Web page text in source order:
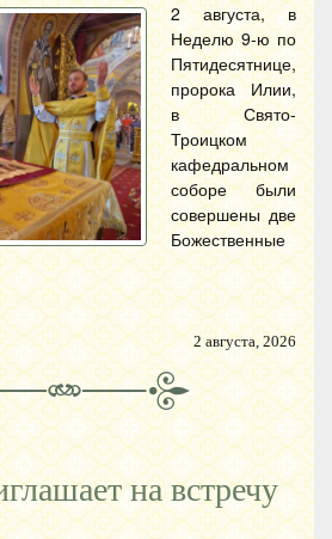
2 августа, в
Неделю 9-ю по
Пятидесятнице,
пророка Илии,
в Свято-
Троицком
кафедральном
соборе были
совершены две
Божественные
2 августа, 2026
на встречу